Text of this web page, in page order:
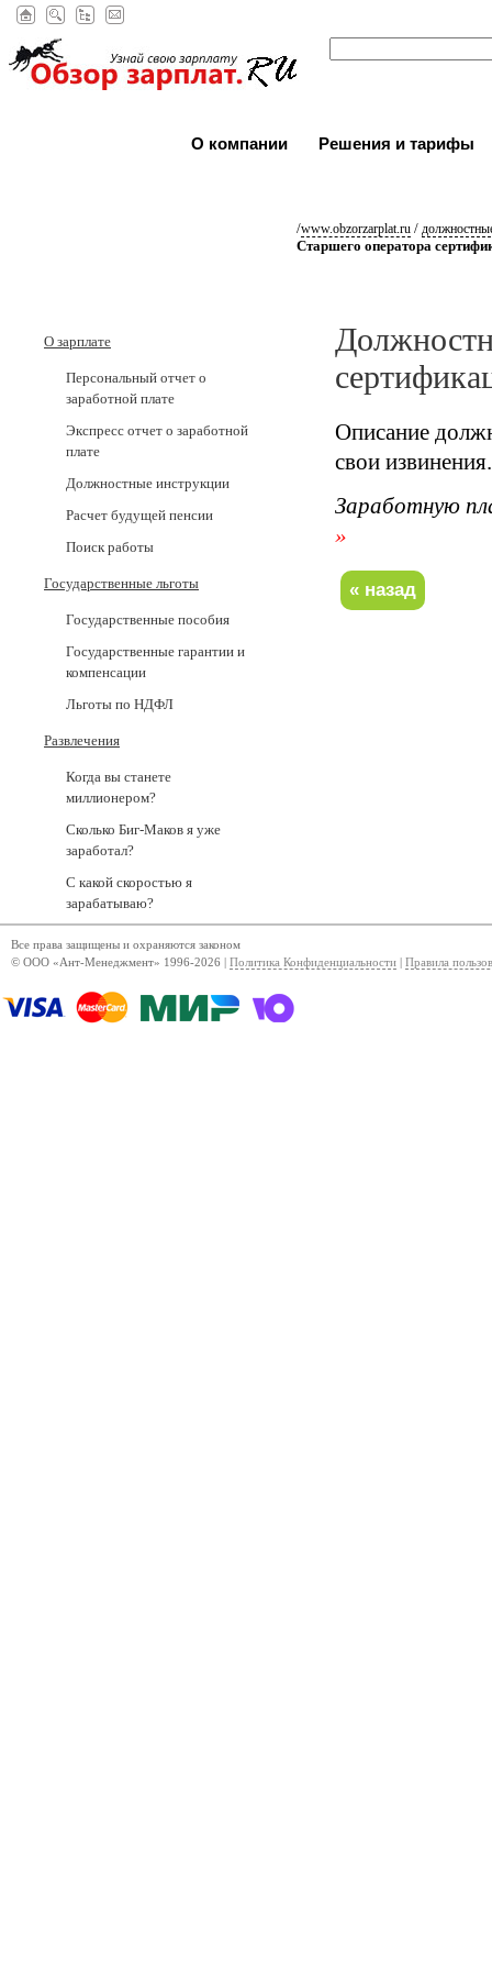
О компании Решения и тарифы
/www.obzorzarplat.ru /
Старшего оператора
О зарплате
Персональный отчет о
заработной плате
Экспресс отчет о заработной
плате
Должностные инструкции
Расчет будущей пенсии
Поиск работы
Государственные льготы
Государственные пособия
Государственные гарантии и
компенсации
Льготы по НДФЛ
Развлечения
Когда вы станете
миллионером?
Сколько Биг-Маков я уже
заработал?
С какой скоростью я
зарабатываю?
Описание
свои извинения.
Заработную
»
Все права защищены и охраняются законом
© ООО «Ант-Менеджмент» 1996-2026 | Политика Конфиденциальности Правила